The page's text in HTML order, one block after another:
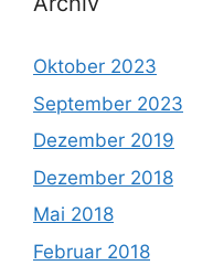
Oktober 2023
September 2023
Dezember 2019
Dezember 2018
Mai 2018
Februar 2018